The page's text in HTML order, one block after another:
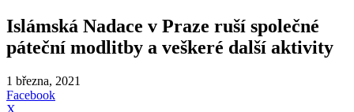
Islámská Nadace v Praze ruší společné
páteční modlitby a veškeré další aktivity
1 března, 2021
Facebook
X